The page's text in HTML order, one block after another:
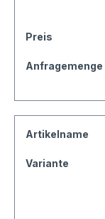
Preis
Anfragemenge
Artikelname
Variante